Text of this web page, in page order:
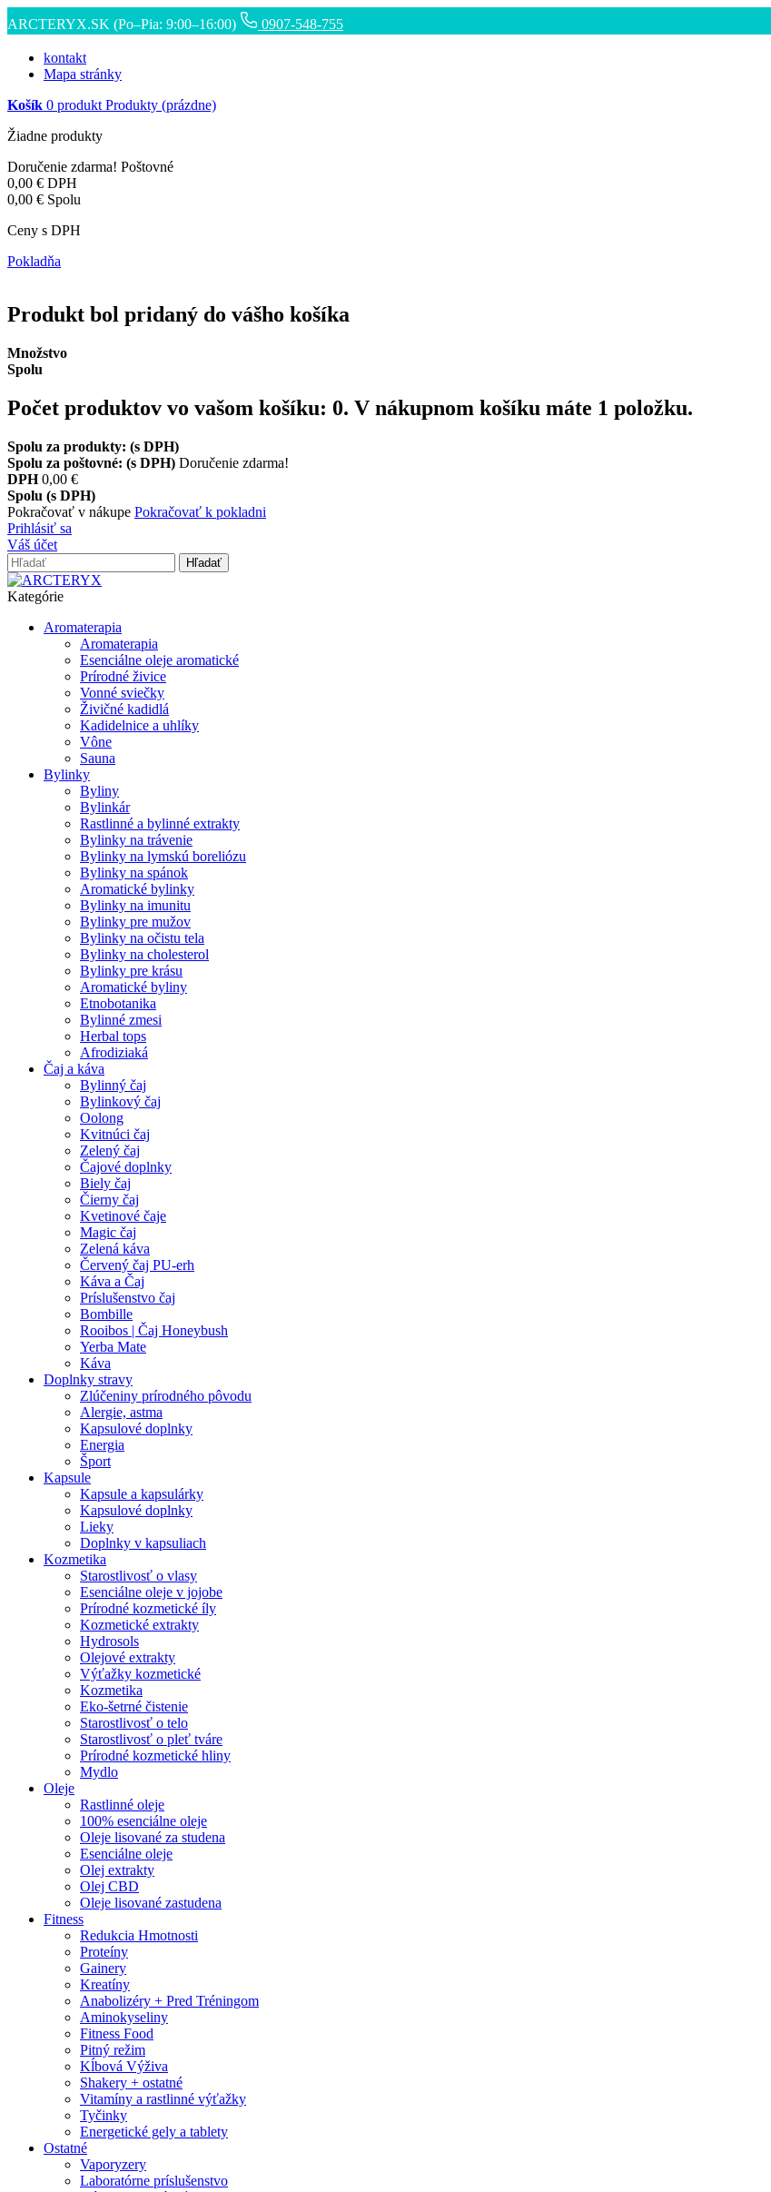
ARCTERYX.SK (Po–Pia: 9:00–16:00) 0907-548-755
kontakt
Mapa stránky
Košík 0 produkt Produkty (prázdne)
Žiadne produkty
Doručenie zdarma! Poštovné
0,00 € DPH
0,00 € Spolu
Ceny s DPH
Pokladňa
Produkt bol pridaný do vášho košíka
Množstvo
Spolu
Počet produktov vo vašom košíku: 0. V nákupnom košíku máte 1 položku.
Spolu za produkty: (s DPH)
Spolu za poštovné: (s DPH) Doručenie zdarma!
DPH 0,00 €
Spolu (s DPH)
Pokračovať v nákupe Pokračovať k pokladni
Prihlásiť sa
Váš účet
Hľadať
Kategórie
Aromaterapia
Aromaterapia
Esenciálne oleje aromatické
Prírodné živice
Vonné sviečky
Živičné kadidlá
Kadidelnice a uhlíky
Vône
Sauna
Bylinky
Byliny
Bylinkár
Rastlinné a bylinné extrakty
Bylinky na trávenie
Bylinky na lymskú boreliózu
Bylinky na spánok
Aromatické bylinky
Bylinky na imunitu
Bylinky pre mužov
Bylinky na očistu tela
Bylinky na cholesterol
Bylinky pre krásu
Aromatické byliny
Etnobotanika
Bylinné zmesi
Herbal tops
Afrodiziaká
Čaj a káva
Bylinný čaj
Bylinkový čaj
Oolong
Kvitnúci čaj
Zelený čaj
Čajové doplnky
Biely čaj
Čierny čaj
Kvetinové čaje
Magic čaj
Zelená káva
Červený čaj PU-erh
Káva a Čaj
Príslušenstvo čaj
Bombille
Rooibos | Čaj Honeybush
Yerba Mate
Káva
Doplnky stravy
Zlúčeniny prírodného pôvodu
Alergie, astma
Kapsulové doplnky
Energia
Šport
Kapsule
Kapsule a kapsulárky
Kapsulové doplnky
Lieky
Doplnky v kapsuliach
Kozmetika
Starostlivosť o vlasy
Esenciálne oleje v jojobe
Prírodné kozmetické íly
Kozmetické extrakty
Hydrosols
Olejové extrakty
Výťažky kozmetické
Kozmetika
Eko-šetrné čistenie
Starostlivosť o telo
Starostlivosť o pleť tváre
Prírodné kozmetické hliny
Mydlo
Oleje
Rastlinné oleje
100% esenciálne oleje
Oleje lisované za studena
Esenciálne oleje
Olej extrakty
Olej CBD
Oleje lisované zastudena
Fitness
Redukcia Hmotnosti
Proteíny
Gainery
Kreatíny
Anabolizéry + Pred Tréningom
Aminokyseliny
Fitness Food
Pitný režim
Kĺbová Výživa
Shakery + ostatné
Vitamíny a rastlinné výťažky
Tyčinky
Energetické gely a tablety
Ostatné
Vaporyzery
Laboratórne príslušenstvo